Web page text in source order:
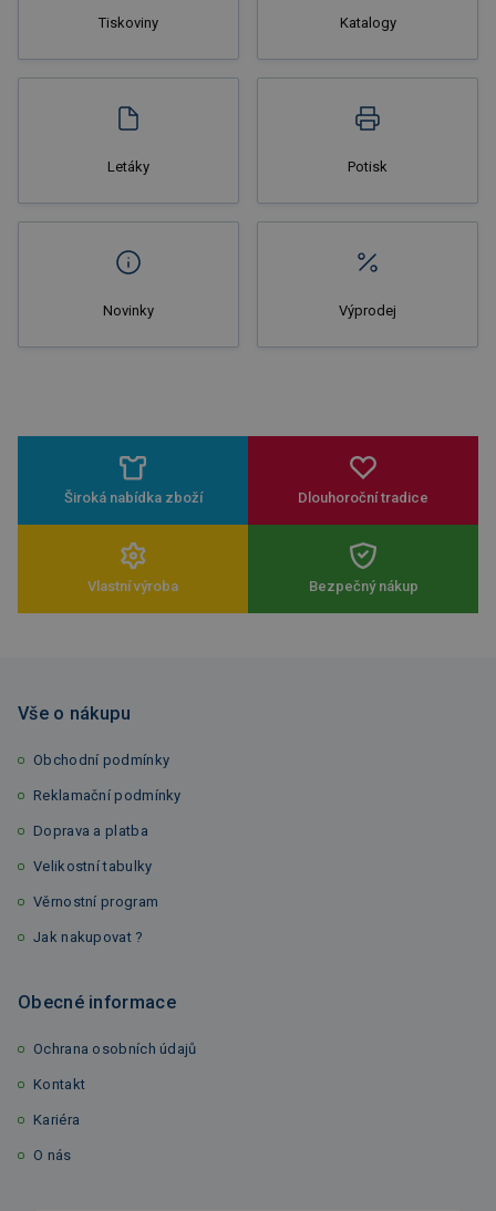
Tiskoviny Katalogy
Letáky Potisk
Novinky Výprodej
Široká nabídka zboží Dlouhoroční tradice
Vlastní výroba Bezpečný nákup
Vše o nákupu
Obchodní podmínky
Reklamační podmínky
Doprava a platba
Velikostní tabulky
Věrnostní program
Jak nakupovat ?
Obecné informace
Ochrana osobních údajů
Kontakt
Kariéra
O nás